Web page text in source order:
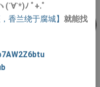
(´∀`*)ﾉ ﾟ+.ﾟ
香兰绕于腐城】 就能找